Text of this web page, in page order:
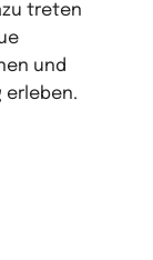
treten
und
erleben.